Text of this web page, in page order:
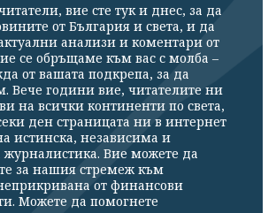
вие сте тук и днес, за да
от България и света, и да
анализи и коментари от
се обръщаме към вас с молба –
от вашата подкрепа, за да
Вече години вие, читателите ни
на всички континенти по света,
ден страницата ни в интернет
истинска, независима и
журналистика. Вие можете да
за нашия стремеж към
от финансови
Можете да помогнете